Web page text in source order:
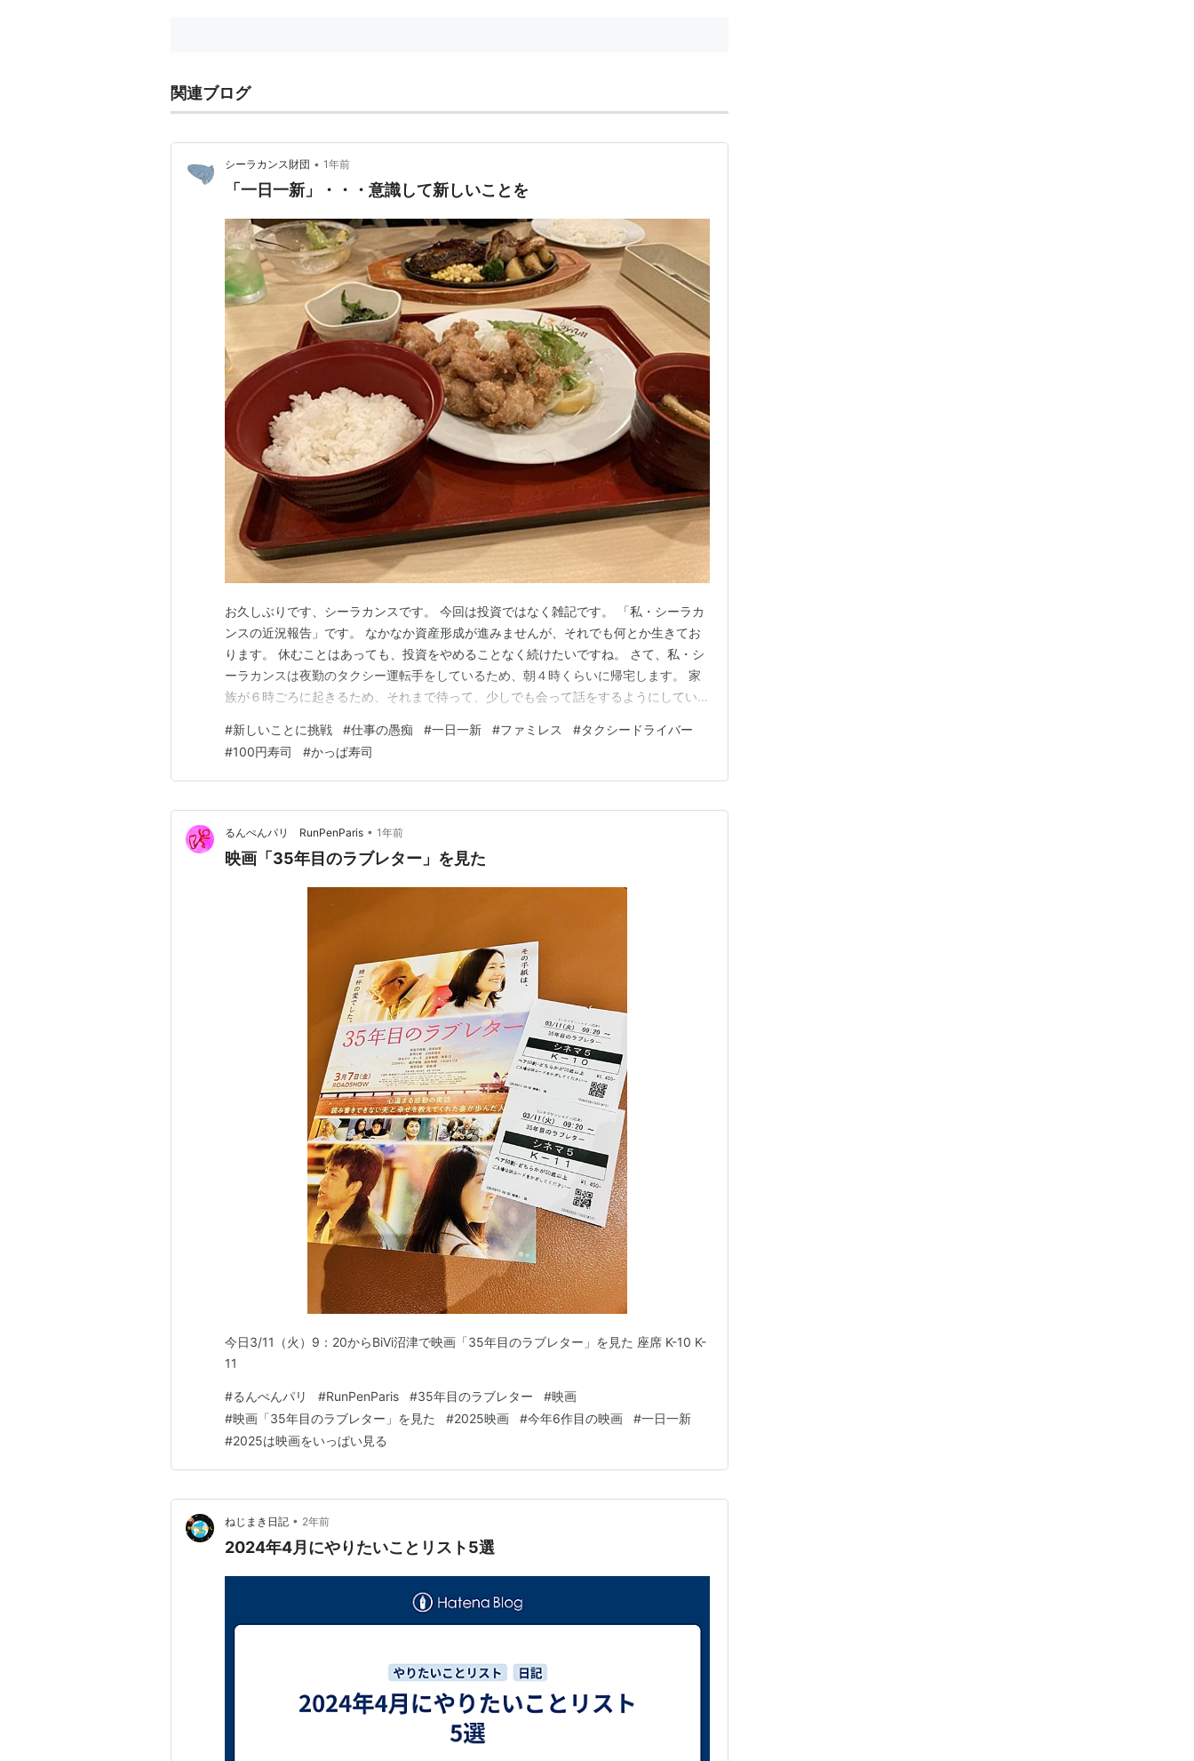
関連ブログ
シーラカンス財団 • 1年前
「一日一新」・・・意識して新しいことを
お久しぶりです、シーラカンスです。 今回は投資ではなく雑記です。 「私・シーラカ
ンスの近況報告」です。 なかなか資産形成が進みませんが、それでも何とか生きてお
ります。 休むことはあっても、投資をやめることなく続けたいですね。 さて、私・シ
ーラカンスは夜勤のタクシー運転手をしているため、朝４時くらいに帰宅します。 家
族が６時ごろに起きるため、それまで待って、少しでも会って話をするようにしていま
しても生活がすれ違いになりがちですから、平日に少しでも会って話すのは重要だと思
っています。 ■「仕事の愚痴ばかり」と さて、最…
#新しいことに挑戦 #仕事の愚痴 #一日一新 #ファミレス #タクシードライバー
#100円寿司 #かっぱ寿司
るんぺんパリ RunPenParis • 1年前
映画「35年目のラブレター」を見た
今日3/11（火）9：20からBiVi沼津で映画「35年目のラブレター」を見た 座席 K-10 K-
11
#るんぺんパリ #RunPenParis #35年目のラブレター #映画
#映画「35年目のラブレター」を見た #2025映画 #今年6作目の映画 #一日一新
#2025は映画をいっぱい見る
ねじまき日記 • 2年前
2024年4月にやりたいことリスト5選